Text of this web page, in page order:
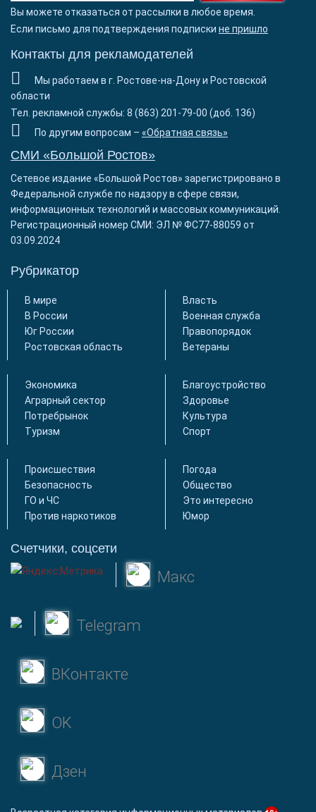
Вы можете отказаться от рассылки в любое время.
Если письмо для подтверждения подписки не пришло
Контакты для рекламодателей
Мы работаем в г. Ростове-на-Дону и Ростовской
области
Тел. рекламной службы: 8 (863) 201-79-00 (доб. 136)
По другим вопросам – «Обратная связь»
СМИ «Большой Ростов»
Сетевое издание «Большой Ростов» зарегистрировано в
Федеральной службе по надзору в сфере связи,
информационных технологий и массовых коммуникаций.
Регистрационный номер СМИ: ЭЛ № ФС77-88059 от
03.09.2024
Рубрикатор
В мире
В России
Юг России
Ростовская область
Власть
Военная служба
Правопорядок
Ветераны
Экономика
Аграрный сектор
Потребрынок
Туризм
Благоустройство
Здоровье
Культура
Спорт
Происшествия
Безопасность
ГО и ЧС
Против наркотиков
Погода
Общество
Это интересно
Юмор
Счетчики, соцсети
Макс
Telegram
ВКонтакте
OK
Дзен